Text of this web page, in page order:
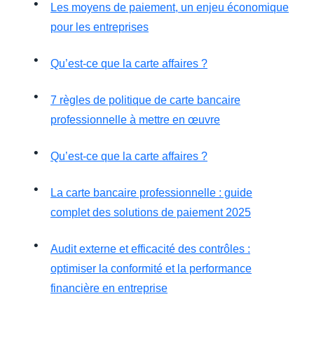
Les moyens de paiement, un enjeu économique
pour les entreprises
Qu’est-ce que la carte affaires ?
7 règles de politique de carte bancaire
professionnelle à mettre en œuvre
Qu’est-ce que la carte affaires ?
La carte bancaire professionnelle : guide
complet des solutions de paiement 2025
Audit externe et efficacité des contrôles :
optimiser la conformité et la performance
financière en entreprise